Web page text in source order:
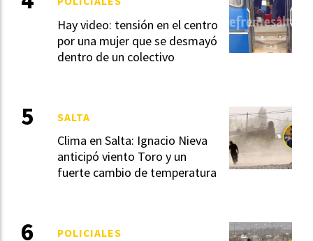
Hay video: tensión en el centro
por una mujer que se desmayó
dentro de un colectivo
Clima en Salta: Ignacio Nieva
anticipó viento Toro y un
fuerte cambio de temperatura
SALTA
POLICIALES